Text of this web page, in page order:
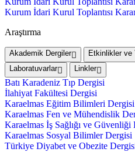
Kurum İdari Kurul Toplantısı
Araştırma
Akademik Dergiler Etkinlikler ve
Laboratuvarlar
Linkler
Batı Karadeniz Tıp Dergisi
İlahiyat Fakültesi Dergisi
Karaelmas Eğitim Bilimleri Dergisi
Karaelmas Fen ve Mühendislik
Karaelmas İş Sağlığı ve Güvenliği
Karaelmas Sosyal Bilimler Dergisi
Türkiye Diyabet ve Obezite